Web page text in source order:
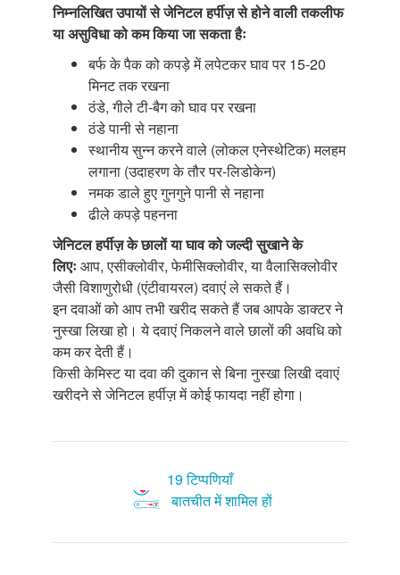
निम्नलिखित उपायों से जेनिटल हर्पीज़ से होने वाली तकलीफ
या असुविधा को कम किया जा सकता हैः
बर्फ के पैक को कपड़े में लपेटकर घाव पर 15-20
मिनट तक रखना
ठंडे, गीले टी-बैग को घाव पर रखना
ठंडे पानी से नहाना
स्थानीय सुन्न करने वाले (लोकल एनेस्थेटिक) मलहम
लगाना (उदाहरण के तौर पर-लिडोकेन)
नमक डाले हुए गुनगुने पानी से नहाना
ढीले कपड़े पहनना
जेनिटल हर्पीज़ के छालों या घाव को जल्दी सुखाने के
लिएःआप, एसीक्लोवीर, फेमीसिक्लोवीर, या वैलासिक्लोवीर
जैसी विशाणुरोधी (एंटीवायरल) दवाएं ले सकते हैं।
इन दवाओं को आप तभी खरीद सकते हैं जब आपके डाक्टर ने
नुस्खा लिखा हो। ये दवाएं निकलने वाले छालों की अवधि को
कम कर देती हैं।
किसी केमिस्ट या दवा की दुकान से बिना नुस्खा लिखी दवाएं
खरीदने से जेनिटल हर्पीज़ में कोई फायदा नहीं होगा।
19 टिप्पणियाँ
बातचीत में शामिल हों